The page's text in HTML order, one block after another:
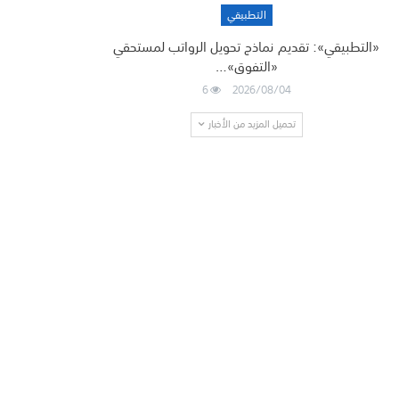
التطبيقي
«التطبيقي»: تقديم نماذج تحويل الرواتب لمستحقي
«التفوق»…
2026/08/04
6
تحميل المزيد من الأخبار